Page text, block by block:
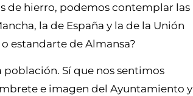
de hierro, podemos contemplar las
la de España y la de la Unión
estandarte de Almansa?
Sí que nos sentimos
e imagen del Ayuntamiento y